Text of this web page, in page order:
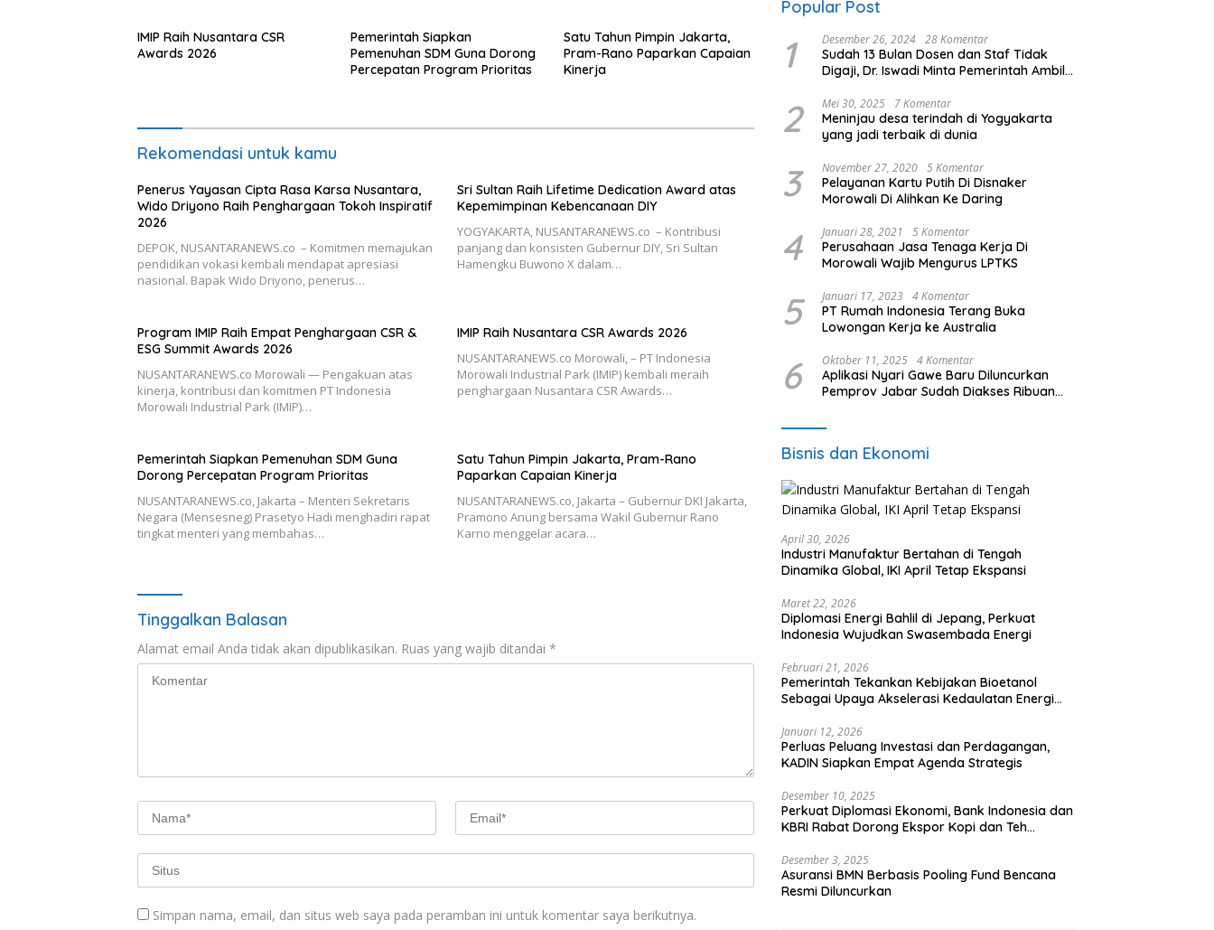
IMIP Raih Nusantara CSR
Awards 2026
Pemerintah Siapkan
Pemenuhan SDM Guna Dorong
Percepatan Program Prioritas
Satu Tahun Pimpin Jakarta,
Pram-Rano Paparkan Capaian
Kinerja
Rekomendasi untuk kamu
Penerus Yayasan Cipta Rasa Karsa Nusantara,
Wido Driyono Raih Penghargaan Tokoh Inspiratif
2026
DEPOK, NUSANTARANEWS.co – Komitmen memajukan
pendidikan vokasi kembali mendapat apresiasi
nasional. Bapak Wido Driyono, penerus…
Sri Sultan Raih Lifetime Dedication Award atas
Kepemimpinan Kebencanaan DIY
YOGYAKARTA, NUSANTARANEWS.co – Kontribusi
panjang dan konsisten Gubernur DIY, Sri Sultan
Hamengku Buwono X dalam…
Program IMIP Raih Empat Penghargaan CSR &
ESG Summit Awards 2026
NUSANTARANEWS.co Morowali — Pengakuan atas
kinerja, kontribusi dan komitmen PT Indonesia
Morowali Industrial Park (IMIP)…
IMIP Raih Nusantara CSR Awards 2026
NUSANTARANEWS.co Morowali, – PT Indonesia
Morowali Industrial Park (IMIP) kembali meraih
penghargaan Nusantara CSR Awards…
Pemerintah Siapkan Pemenuhan SDM Guna
Dorong Percepatan Program Prioritas
NUSANTARANEWS.co, Jakarta – Menteri Sekretaris
Negara (Mensesneg) Prasetyo Hadi menghadiri rapat
tingkat menteri yang membahas…
Satu Tahun Pimpin Jakarta, Pram-Rano
Paparkan Capaian Kinerja
NUSANTARANEWS.co, Jakarta – Gubernur DKI Jakarta,
Pramono Anung bersama Wakil Gubernur Rano
Karno menggelar acara…
Tinggalkan Balasan
Alamat email Anda tidak akan dipublikasikan. Ruas yang wajib ditandai *
Simpan nama, email, dan situs web saya pada peramban ini untuk komentar saya berikutnya.
Popular Post
1 Desember 26, 2024 28 Komentar
Sudah 13 Bulan Dosen dan Staf Tidak
Digaji, Dr. Iswadi Minta Pemerintah Ambil
2 Mei 30, 2025 7 Komentar
Meninjau desa terindah di Yogyakarta
yang jadi terbaik di dunia
3 November 27, 2020 5 Komentar
Pelayanan Kartu Putih Di Disnaker
Morowali Di Alihkan Ke Daring
4 Januari 28, 2021 5 Komentar
Perusahaan Jasa Tenaga Kerja Di
Morowali Wajib Mengurus LPTKS
5 Januari 17, 2023 4 Komentar
PT Rumah Indonesia Terang Buka
Lowongan Kerja ke Australia
6 Oktober 11, 2025 4 Komentar
Aplikasi Nyari Gawe Baru Diluncurkan
Pemprov Jabar Sudah Diakses Ribuan
Bisnis dan Ekonomi
April 30, 2026
Industri Manufaktur Bertahan di Tengah
Dinamika Global, IKI April Tetap Ekspansi
Maret 22, 2026
Diplomasi Energi Bahlil di Jepang, Perkuat
Indonesia Wujudkan Swasembada Energi
Februari 21, 2026
Pemerintah Tekankan Kebijakan Bioetanol
Sebagai Upaya Akselerasi Kedaulatan Energi
Januari 12, 2026
Perluas Peluang Investasi dan Perdagangan,
KADIN Siapkan Empat Agenda Strategis
Desember 10, 2025
Perkuat Diplomasi Ekonomi, Bank Indonesia dan
KBRI Rabat Dorong Ekspor Kopi dan Teh
Desember 3, 2025
Asuransi BMN Berbasis Pooling Fund Bencana
Resmi Diluncurkan